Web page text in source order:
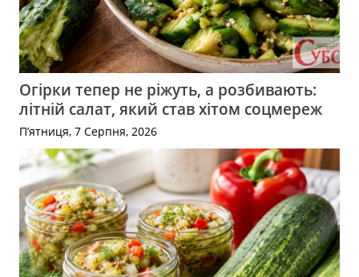
Огірки тепер не ріжуть, а розбивають:
літній салат, який став хітом соцмереж
П’ятниця, 7 Серпня, 2026